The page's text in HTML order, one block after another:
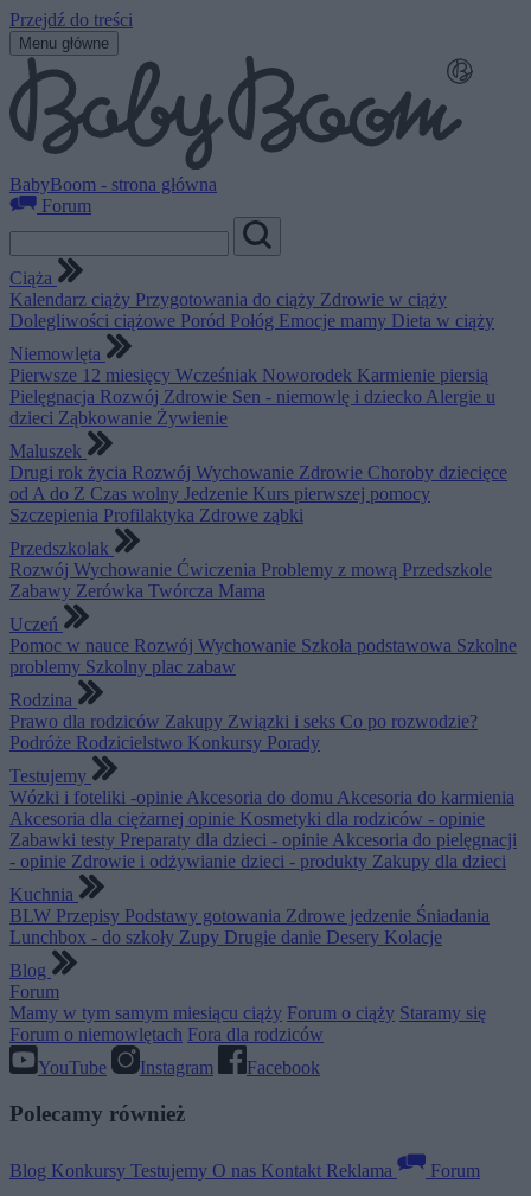
Przejdź do treści
Menu główne
BabyBoom - strona główna
Forum
Ciąża
Kalendarz ciąży Przygotowania do ciąży Zdrowie w ciąży
Dolegliwości ciążowe Poród Połóg Emocje mamy Dieta w ciąży
Niemowlęta
Pierwsze 12 miesięcy Wcześniak Noworodek Karmienie piersią
Pielęgnacja Rozwój Zdrowie Sen - niemowlę i dziecko Alergie u
dzieci Ząbkowanie Żywienie
Maluszek
Drugi rok życia Rozwój Wychowanie Zdrowie Choroby dziecięce
od A do Z Czas wolny Jedzenie Kurs pierwszej pomocy
Szczepienia Profilaktyka Zdrowe ząbki
Przedszkolak
Rozwój Wychowanie Ćwiczenia Problemy z mową Przedszkole
Zabawy Zerówka Twórcza Mama
Uczeń
Pomoc w nauce Rozwój Wychowanie Szkoła podstawowa Szkolne
problemy Szkolny plac zabaw
Rodzina
Prawo dla rodziców Zakupy Związki i seks Co po rozwodzie?
Podróże Rodzicielstwo Konkursy Porady
Testujemy
Wózki i foteliki -opinie Akcesoria do domu Akcesoria do karmienia
Akcesoria dla ciężarnej opinie Kosmetyki dla rodziców - opinie
Zabawki testy Preparaty dla dzieci - opinie Akcesoria do pielęgnacji
- opinie Zdrowie i odżywianie dzieci - produkty Zakupy dla dzieci
Kuchnia
BLW Przepisy Podstawy gotowania Zdrowe jedzenie Śniadania
Lunchbox - do szkoły Zupy Drugie danie Desery Kolacje
Blog
Forum
Mamy w tym samym miesiącu ciąży Forum o ciąży Staramy się
Forum o niemowlętach Fora dla rodziców
YouTube
Instagram Facebook
Polecamy również
Blog Konkursy Testujemy O nas Kontakt Reklama
Forum